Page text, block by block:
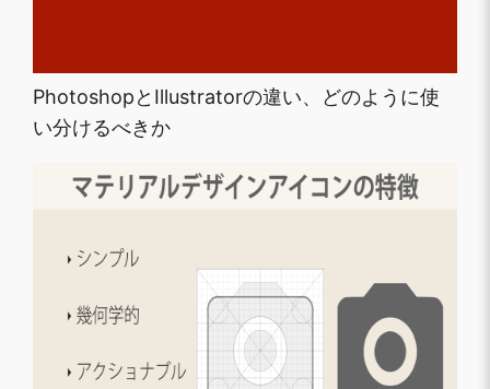
PhotoshopとIllustratorの違い、どのように使
い分けるべきか